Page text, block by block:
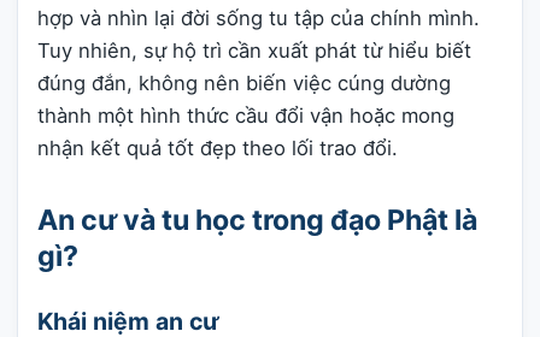
hợp và nhìn lại đời sống tu tập của chính mình.
Tuy nhiên, sự hộ trì cần xuất phát từ hiểu biết
đúng đắn, không nên biến việc cúng dường
thành một hình thức cầu đổi vận hoặc mong
nhận kết quả tốt đẹp theo lối trao đổi.
An cư và tu học trong đạo Phật là
gì?
Khái niệm an cư